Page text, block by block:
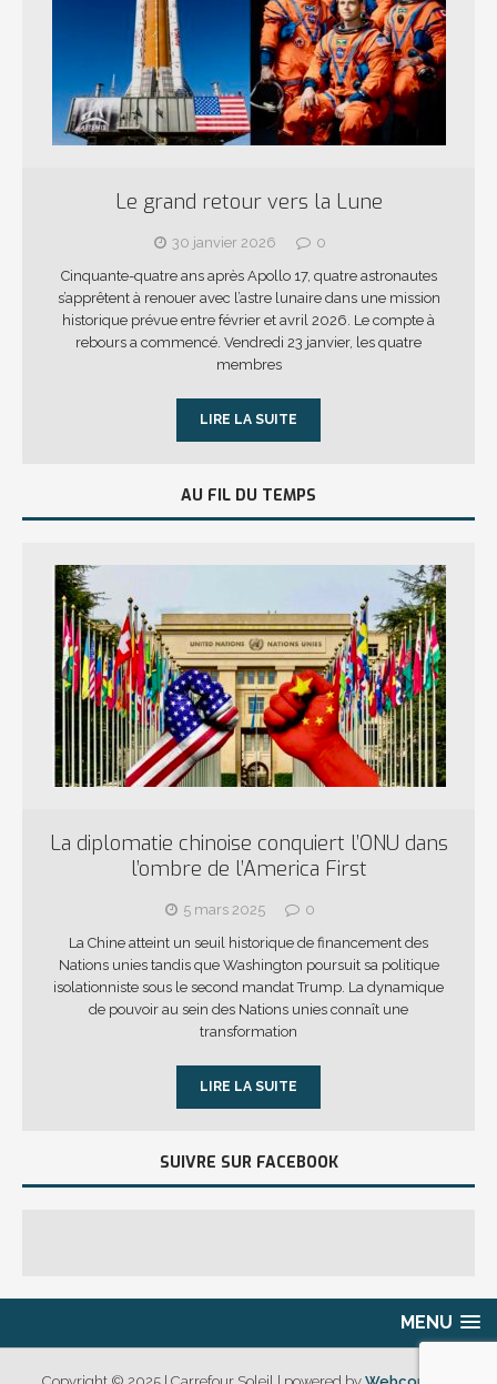
Le grand retour vers la Lune
30 janvier 2026
0
Cinquante-quatre ans après Apollo 17, quatre astronautes
s’apprêtent à renouer avec l’astre lunaire dans une mission
historique prévue entre février et avril 2026. Le compte à
rebours a commencé. Vendredi 23 janvier, les quatre
membres
LIRE LA SUITE
AU FIL DU TEMPS
La diplomatie chinoise conquiert l’ONU dans
l’ombre de l’America First
5 mars 2025
0
La Chine atteint un seuil historique de financement des
Nations unies tandis que Washington poursuit sa politique
isolationniste sous le second mandat Trump. La dynamique
de pouvoir au sein des Nations unies connaît une
transformation
LIRE LA SUITE
SUIVRE SUR FACEBOOK
MENU